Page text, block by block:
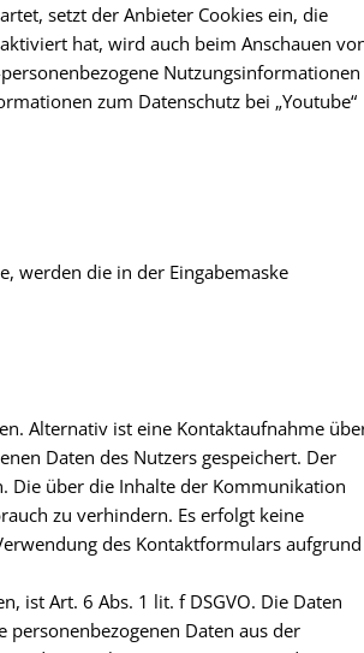
setzt der Anbieter Cookies ein, die
hat, wird auch beim Anschauen
Nutzungsinformationen
zum Datenschutz bei „Youtube“
werden die in der Eingabemaske
Alternativ ist eine Kontaktaufnahme
Daten des Nutzers gespeichert. Der
Die über die Inhalte der Kommunikation
zu verhindern. Es erfolgt keine
des Kontaktformulars aufgrund
ist Art. 6 Abs. 1 lit. f DSGVO. Die Daten
Daten aus der